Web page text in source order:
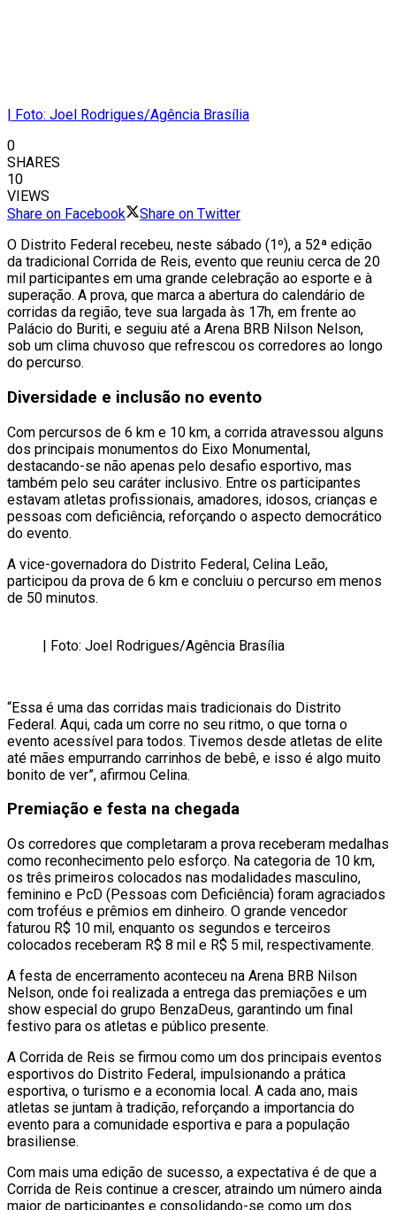
| Foto: Joel Rodrigues/Agência Brasília
0
SHARES
10
VIEWS
Share on Facebook
Share on Twitter
O Distrito Federal recebeu, neste sábado (1º), a 52ª edição
da tradicional Corrida de Reis, evento que reuniu cerca de 20
mil participantes em uma grande celebração ao esporte e à
superação. A prova, que marca a abertura do calendário de
corridas da região, teve sua largada às 17h, em frente ao
Palácio do Buriti, e seguiu até a Arena BRB Nilson Nelson,
sob um clima chuvoso que refrescou os corredores ao longo
do percurso.
Diversidade e inclusão no evento
Com percursos de 6 km e 10 km, a corrida atravessou alguns
dos principais monumentos do Eixo Monumental,
destacando-se não apenas pelo desafio esportivo, mas
também pelo seu caráter inclusivo. Entre os participantes
estavam atletas profissionais, amadores, idosos, crianças e
pessoas com deficiência, reforçando o aspecto democrático
do evento.
A vice-governadora do Distrito Federal, Celina Leão,
participou da prova de 6 km e concluiu o percurso em menos
de 50 minutos.
| Foto: Joel Rodrigues/Agência Brasília
“Essa é uma das corridas mais tradicionais do Distrito
Federal. Aqui, cada um corre no seu ritmo, o que torna o
evento acessível para todos. Tivemos desde atletas de elite
até mães empurrando carrinhos de bebê, e isso é algo muito
bonito de ver”, afirmou Celina.
Premiação e festa na chegada
Os corredores que completaram a prova receberam medalhas
como reconhecimento pelo esforço. Na categoria de 10 km,
os três primeiros colocados nas modalidades masculino,
feminino e PcD (Pessoas com Deficiência) foram agraciados
com troféus e prêmios em dinheiro. O grande vencedor
faturou R$ 10 mil, enquanto os segundos e terceiros
colocados receberam R$ 8 mil e R$ 5 mil, respectivamente.
A festa de encerramento aconteceu na Arena BRB Nilson
Nelson, onde foi realizada a entrega das premiações e um
show especial do grupo BenzaDeus, garantindo um final
festivo para os atletas e público presente.
A Corrida de Reis se firmou como um dos principais eventos
esportivos do Distrito Federal, impulsionando a prática
esportiva, o turismo e a economia local. A cada ano, mais
atletas se juntam à tradição, reforçando a importancia do
evento para a comunidade esportiva e para a população
brasiliense.
Com mais uma edição de sucesso, a expectativa é de que a
Corrida de Reis continue a crescer, atraindo um número ainda
maior de participantes e consolidando-se como um dos